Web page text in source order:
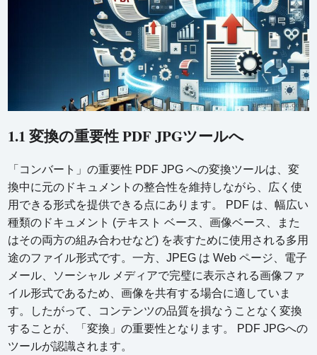
1.1 変換の重要性 PDF JPGツールへ
「コンバート」の重要性 PDF JPG への変換ツールは、変
換中に元のドキュメントの整合性を維持しながら、広く使
用できる形式を提供できる点にあります。 PDF は、幅広い
種類のドキュメント (テキスト ベース、画像ベース、また
はその両方の組み合わせなど) を表すために使用される多用
途のファイル形式です。一方、JPEG は Web ページ、電子
メール、ソーシャル メディアで完璧に表示される画像ファ
イル形式であるため、画像を共有する場合に適していま
す。したがって、コンテンツの品質を損なうことなく変換
することが、「変換」の重要性となります。 PDF JPGへの
ツールが認識されます。